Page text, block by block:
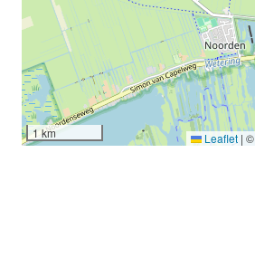
1 km Leaflet | ©